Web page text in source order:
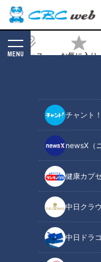
ニュース お気に入り
MENU
チャント！
newsX（
健康カプ
中日クラ
中日ドラ
パーマスター
カンタン大変